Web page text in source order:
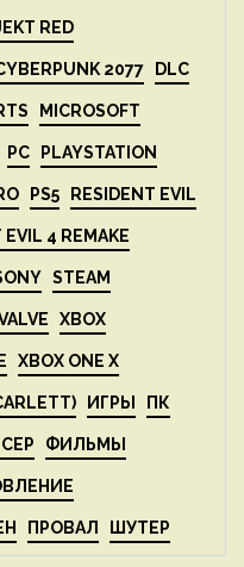
RED
2077 DLC
MICROSOFT
PC PLAYSTATION
PS5 RESIDENT EVIL
EVIL 4 REMAKE
STEAM
XBOX
XBOX ONE X
ИГРЫ ПК
ФИЛЬМЫ
ПРОВАЛ ШУТЕР